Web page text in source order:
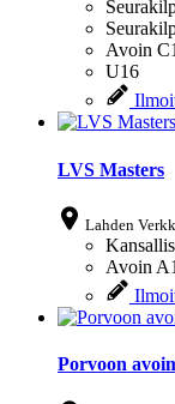
Avoin C1
U16
LVS Masters
Lahden
Avoin
Porvoon